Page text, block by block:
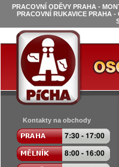
PRACOVNÍ ODĚVY PRAHA -
PRACOVNÍ RUKAVICE PRAHA
Kontakty na obchody